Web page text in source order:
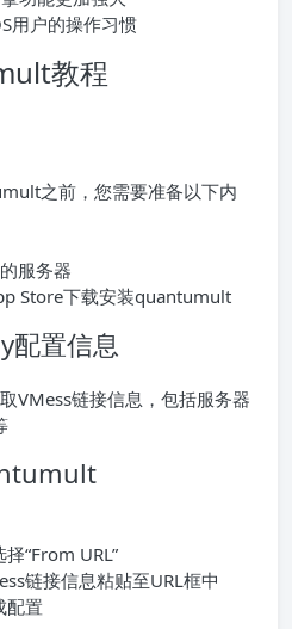
用户的操作习惯
教程
之前，您需要准备以下内
服务器
Store下载安装quantumult
配置信息
VMess链接信息，包括服务器
“From URL”
链接信息粘贴至URL框中
配置